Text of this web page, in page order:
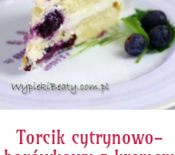
Torcik cytrynowo-